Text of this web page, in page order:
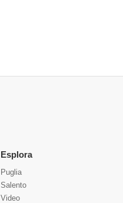
Esplora
Puglia
Salento
Video